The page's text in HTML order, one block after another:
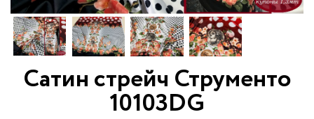
Сатин стрейч Струменто
10103DG